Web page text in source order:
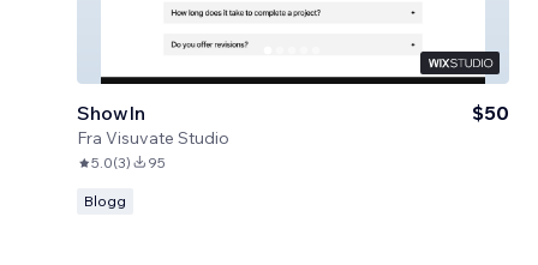
ShowIn
Fra Visuvate Studio
$50
5.0(3) 95
Blogg